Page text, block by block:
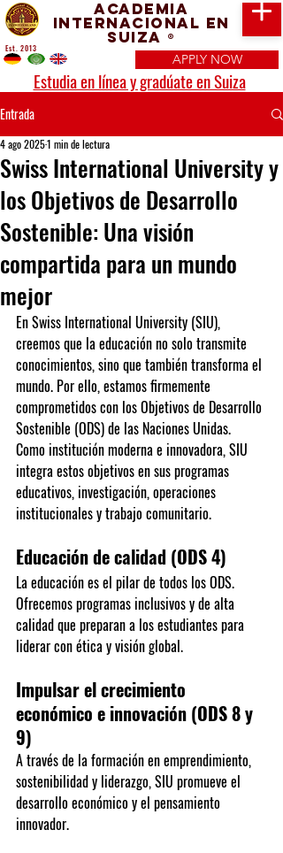
Academia
Internacional en
Suiza ®
APPLY NOW
Estudia en línea y gradúate en Suiza
Est. 2013
Entrada
Swiss International University y
los Objetivos de Desarrollo
Sostenible: Una visión
compartida para un mundo
mejor
4 ago 20251 min de lectura
En Swiss International University (SIU),
creemos que la educación no solo transmite
conocimientos, sino que también transforma el
mundo. Por ello, estamos firmemente
comprometidos con los Objetivos de Desarrollo
Sostenible (ODS) de las Naciones Unidas.
Como institución moderna e innovadora, SIU
integra estos objetivos en sus programas
educativos, investigación, operaciones
institucionales y trabajo comunitario.
Educación de calidad (ODS 4)
La educación es el pilar de todos los ODS.
Ofrecemos programas inclusivos y de alta
calidad que preparan a los estudiantes para
liderar con ética y visión global.
Impulsar el crecimiento
económico e innovación (ODS 8 y
9)
A través de la formación en emprendimiento,
sostenibilidad y liderazgo, SIU promueve el
desarrollo económico y el pensamiento
innovador.